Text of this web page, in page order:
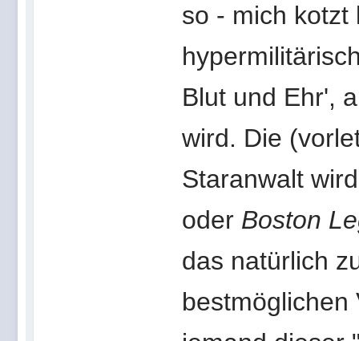
so - mich kotzt
Blut und Ehr',
wird. Die
Staranwalt
oder Boston
das natürlich
bestmöglichen